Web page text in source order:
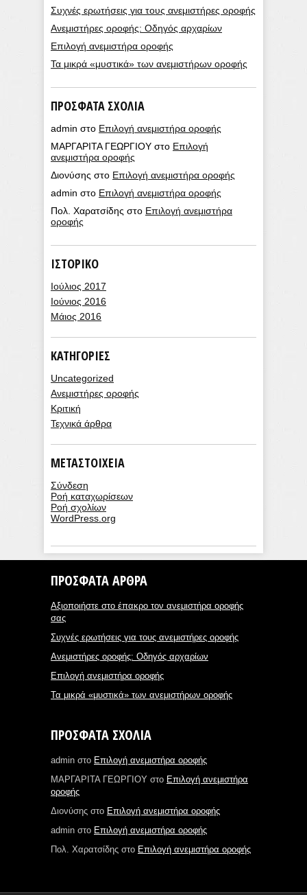
Συχνές ερωτήσεις για τους ανεμιστήρες οροφής
Ανεμιστήρες οροφής: Οδηγός αρχαρίων
Επιλογή ανεμιστήρα οροφής
Τα μικρά «μυστικά» των ανεμιστήρων οροφής
ΠΡΌΣΦΑΤΑ ΣΧΌΛΙΑ
admin στο Επιλογή ανεμιστήρα οροφής
ΜΑΡΓΑΡΙΤΑ ΓΕΩΡΓΙΟΥ στο Επιλογή
ανεμιστήρα οροφής
Διονύσης στο Επιλογή ανεμιστήρα οροφής
admin στο Επιλογή ανεμιστήρα οροφής
Πολ. Χαρατσίδης στο Επιλογή ανεμιστήρα
οροφής
ΙΣΤΟΡΙΚΌ
Ιούλιος 2017
Ιούνιος 2016
Μάιος 2016
KΑΤΗΓΟΡΊΕΣ
Uncategorized
Ανεμιστήρες οροφής
Κριτική
Τεχνικά άρθρα
ΜΕΤΑΣΤΟΙΧΕΊΑ
Σύνδεση
Ροή καταχωρίσεων
Ροή σχολίων
WordPress.org
ΠΡΌΣΦΑΤΑ ΆΡΘΡΑ
Αξιοποιήστε στο έπακρο τον ανεμιστήρα οροφής
σας
Συχνές ερωτήσεις για τους ανεμιστήρες οροφής
Ανεμιστήρες οροφής: Οδηγός αρχαρίων
Επιλογή ανεμιστήρα οροφής
Τα μικρά «μυστικά» των ανεμιστήρων οροφής
ΠΡΌΣΦΑΤΑ ΣΧΌΛΙΑ
admin στο Επιλογή ανεμιστήρα οροφής
ΜΑΡΓΑΡΙΤΑ ΓΕΩΡΓΙΟΥ στο Επιλογή ανεμιστήρα
οροφής
Διονύσης στο Επιλογή ανεμιστήρα οροφής
admin στο Επιλογή ανεμιστήρα οροφής
Πολ. Χαρατσίδης στο Επιλογή ανεμιστήρα οροφής